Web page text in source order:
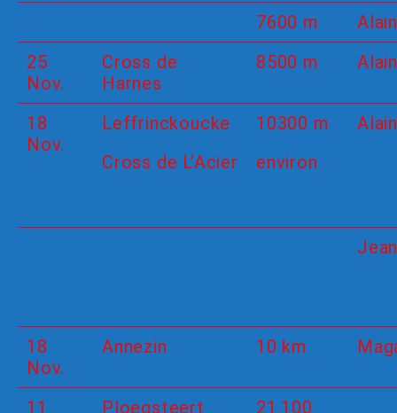
7600 m
25
Nov.
Cross de
Harnes
8500 m
18
Nov.
Leffrinckoucke
Cross de L’Acier
10300 m
environ
18
Nov.
Annezin 10 km
11 Ploegsteert 21.100